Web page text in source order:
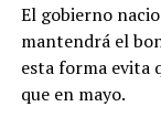
El gobierno
mantendrá el
esta forma evita
que en mayo.